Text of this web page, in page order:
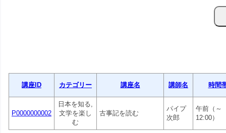
講座ID カテゴリー 講座名 講師名 時間
P0000000002
日本を知る,
文学を楽し
む
古事記を読む
パイプ
次郎
午前（～
12:00）